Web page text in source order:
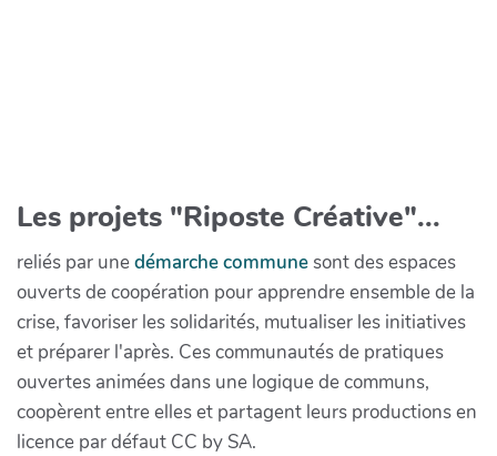
Les projets "Riposte Créative"...
reliés par unedémarche communesont des espaces
ouverts de coopération pour apprendre ensemble de la
crise, favoriser les solidarités, mutualiser les initiatives
et préparer l'après. Ces communautés de pratiques
ouvertes animées dans une logique de communs,
coopèrent entre elles et partagent leurs productions en
licence par défaut CC by SA.